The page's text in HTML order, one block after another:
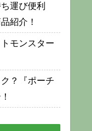
運び便利
紹介！
モンスター
？『ポーチ